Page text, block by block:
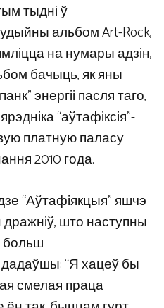
тыдні ў
альбом Art-Rock,
на нумары адзін,
бачыць, як яны
энергіі пасля таго,
“аўтафіксія”-
платную паласу
2010 года.
“Аўтафіякцыя” яшчэ
што наступны
больш
“Я хацеў бы
смелая праца